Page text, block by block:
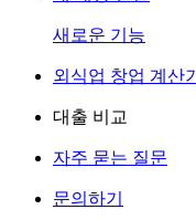
새로운 기능
외식업 창업 계산기
대출 비교
자주 묻는 질문
문의하기